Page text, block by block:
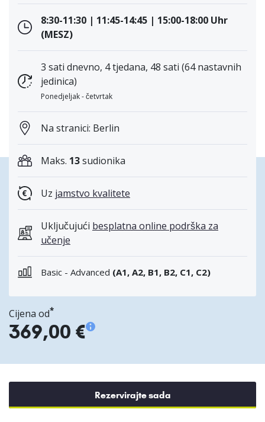
8:30-11:30 | 11:45-14:45 | 15:00-18:00 Uhr
(MESZ)
3 sati dnevno, 4 tjedana, 48 sati (64 nastavnih
jedinica)
Ponedjeljak - četvrtak
Na stranici: Berlin
Maks. 13sudionika
Uz jamstvo kvalitete
Uključujući besplatna online podrška za
učenje
Basic - Advanced (A1, A2, B1, B2, C1, C2)
Cijena od*
369,00 €
Rezervirajte sada